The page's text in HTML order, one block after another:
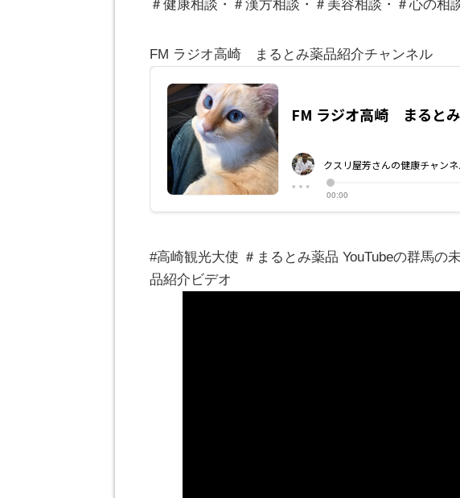
＃健康相談・＃漢方相談・＃美容相談・＃心の相
FM ラジオ高崎 まるとみ薬品紹介チャンネル
#高崎観光大使 ＃まるとみ薬品 YouTubeの群馬の
品紹介ビデオ